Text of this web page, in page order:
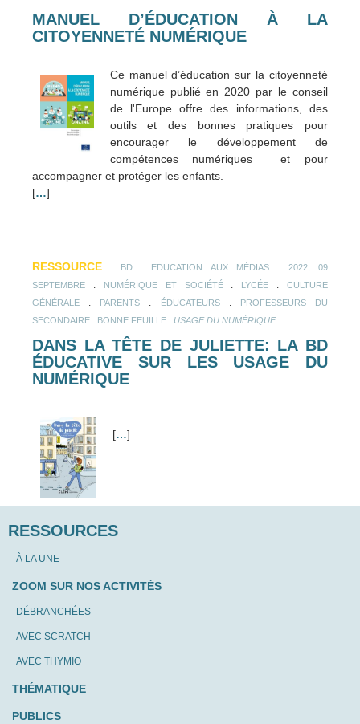
MANUEL D’ÉDUCATION À LA
CITOYENNETÉ NUMÉRIQUE
Ce manuel d’éducation sur la citoyenneté
numérique publié en 2020 par le conseil
de l'Europe offre des informations, des
outils et des bonnes pratiques pour
encourager le développement de
compétences numériques et pour
accompagner et protéger les enfants.
[…]
RESSOURCE BD. EDUCATION AUX MÉDIAS
2022, 09
SEPTEMBRE
NUMÉRIQUE ET SOCIÉTÉ. LYCÉE
CULTURE
GÉNÉRALE
PARENTS ÉDUCATEURS.
PROFESSEURS DU
SECONDAIRE
BONNE FEUILLE USAGE DU NUMÉRIQUE
DANS LA TÊTE DE JULIETTE: LA BD
ÉDUCATIVE SUR LES USAGE DU
NUMÉRIQUE
[…]
RESSOURCES
À LA UNE
ZOOM SUR NOS ACTIVITÉS
DÉBRANCHÉES
AVEC SCRATCH
AVEC THYMIO
THÉMATIQUE
PUBLICS